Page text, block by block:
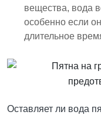
вещества, вода
особенно если
длительное
Оставляет ли вода